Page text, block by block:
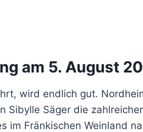
am 5. August
wird endlich gut.
Sibylle Säger die
im Fränkischen Weinland